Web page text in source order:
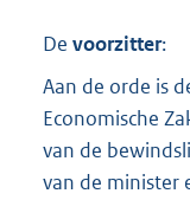
De voorzitter:
Aan de orde is
Economische
van de
van de minister